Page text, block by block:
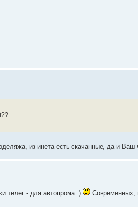
из инета есть скачанные, да и Ваш
телег - для автопрома..)
Современных,